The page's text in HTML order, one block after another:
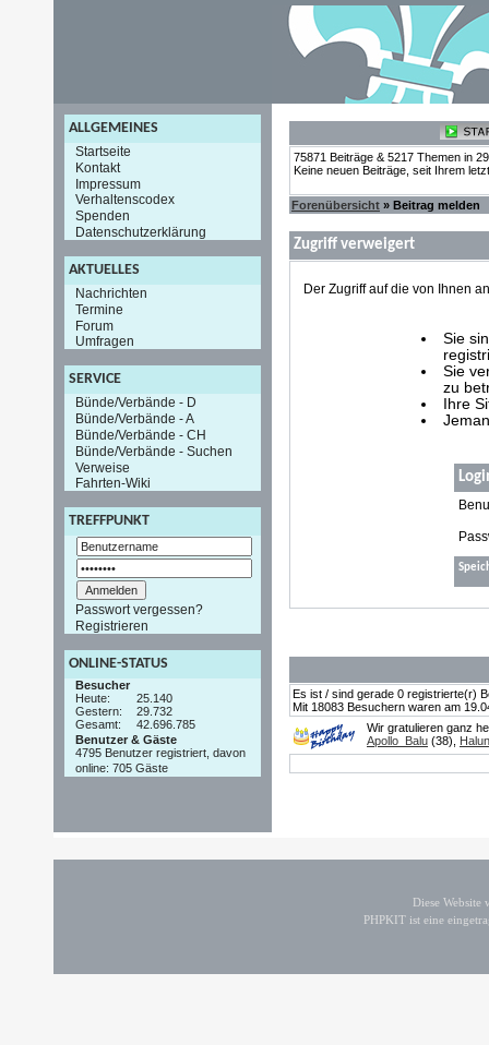
ALLGEMEINES
Startseite
Kontakt
Impressum
Verhaltenscodex
Spenden
Datenschutzerklärung
AKTUELLES
Nachrichten
Termine
Forum
Umfragen
SERVICE
Bünde/Verbände - D
Bünde/Verbände - A
Bünde/Verbände - CH
Bünde/Verbände - Suchen
Verweise
Fahrten-Wiki
TREFFPUNKT
Passwort vergessen?
Registrieren
ONLINE-STATUS
Besucher
Heute:
25.140
Gestern:
29.732
Gesamt:
42.696.785
Benutzer & Gäste
4795 Benutzer registriert, davon
online: 705 Gäste
75871 Beiträge & 5217 Themen in
Keine neuen Beiträge, seit Ihrem
Forenübersicht » Beitrag melden
Zugriff verweigert
Der Zugriff auf die von Ihnen
Sie
Sie
zu
Ihre
Es ist / sind gerade 0 registrierte(r)
Mit 18083 Besuchern waren am
Wir gratulieren ganz
Apollo_Balu (38),
Diese
PHPKIT ist eine